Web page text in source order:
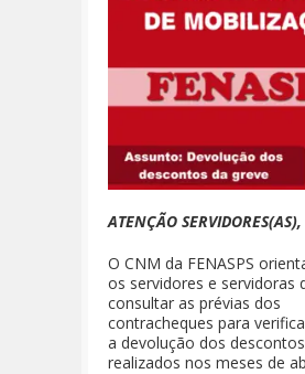
ATENÇÃO SERVIDORES(AS),
O CNM da FENASPS
os servidores e servidoras
consultar as prévias dos
contracheques para
a devolução dos
realizados nos meses de